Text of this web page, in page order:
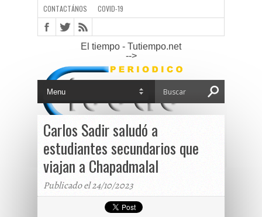
CONTACTÁNOS COVID-19
El tiempo - Tutiempo.net
-->
Carlos Sadir saludó a
estudiantes secundarios que
viajan a Chapadmalal
Publicado el 24/10/2023